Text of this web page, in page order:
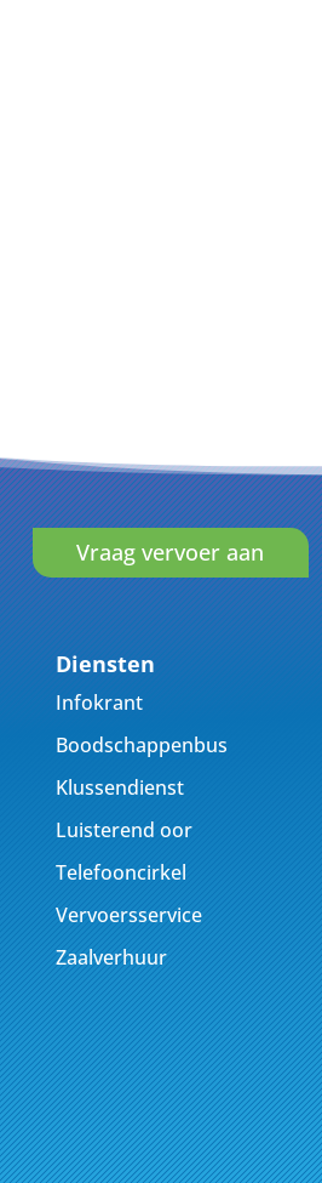
Vraag vervoer aan
Diensten
Infokrant
Boodschappenbus
Klussendienst
Luisterend oor
Telefooncirkel
Vervoersservice
Zaalverhuur